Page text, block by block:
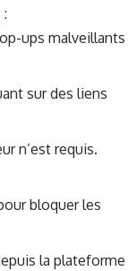
ups malveillants
sur des liens
n’est requis.
bloquer les
la plateforme